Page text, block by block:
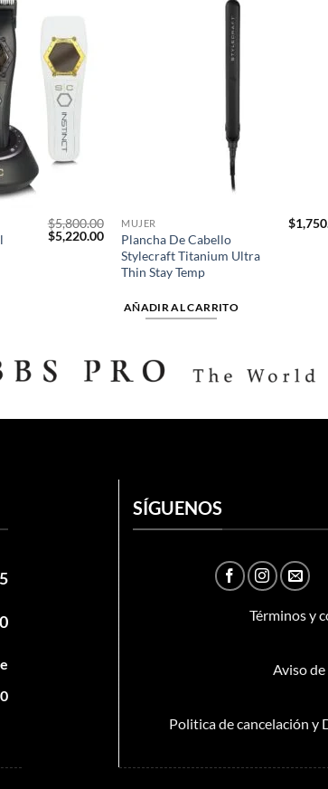
Añadir
a la
lista de
deseos
$5,800.00
El
precio
$5,220.00El
precio
actual
MUJER
Plancha De Cabello
Stylecraft Titanium Ultra
Thin Stay Temp
$
AÑADIR AL CARRITO
SÍGUENOS
Términos y
Aviso
Politica de cancelación y